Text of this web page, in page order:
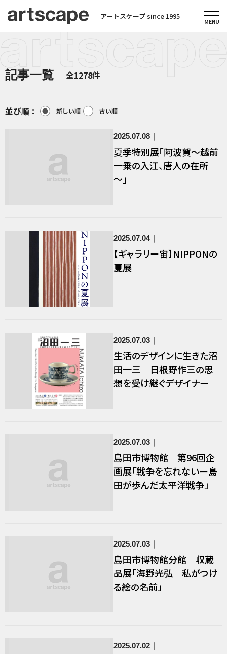
アートスケープ since 1995
記事一覧 全1278件
並び順： 新しい順 古い順
2025.07.08
夏季特別展「阿波賀～越前
一乗の入江、唐人の在所
～」
2025.07.04
【ギャラリー宙】NIPPONの
夏展
2025.07.03
生活のデザインに生きた沼
田一三 日根野作三の思
想を受け継ぐデザイナー
2025.07.03
島田市博物館 第96回企
画展「戦争を忘れないー島
田が歩んだ太平洋戦争」
2025.07.03
島田市博物館分館 収蔵
品展「海野光弘 私がつけ
る絵の名前」
2025.07.02